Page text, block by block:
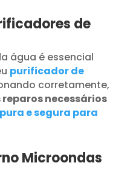
de
água é essencial
purificador de
corretamente,
necessários
e segura para
Microondas